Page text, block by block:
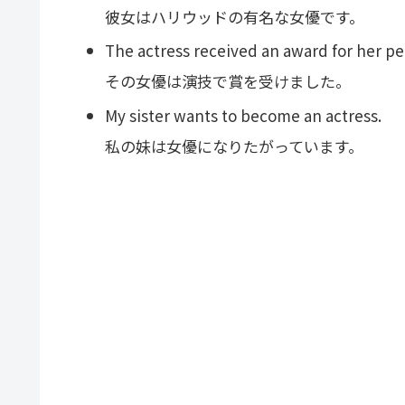
彼女はハリウッドの有名な女優です。
The actress received an award for her
その女優は演技で賞を受けました。
My sister wants to become an actress.
私の妹は女優になりたがっています。